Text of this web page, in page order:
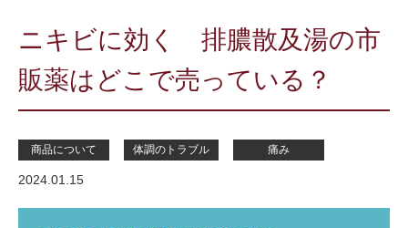
ニキビに効く 排膿散及湯の市
販薬はどこで売っている？
商品について 体調のトラブル 痛み
2024.01.15